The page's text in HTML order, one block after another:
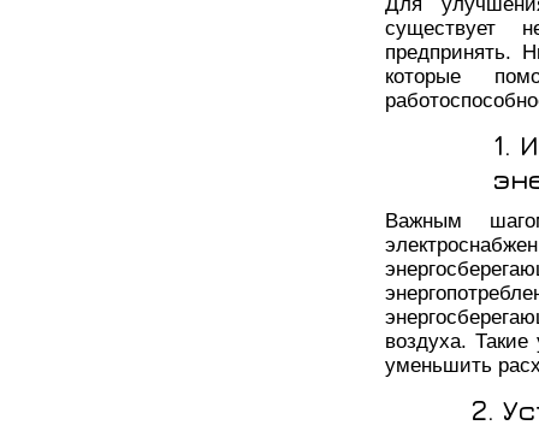
существует
предпринять.
которые
1.
Важным
воздуха. Такие
уменьшить
2.